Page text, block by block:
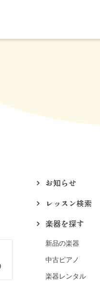
お知らせ
レッスン検索
楽器を探す
新品の楽器
中古ピアノ
楽器レンタル